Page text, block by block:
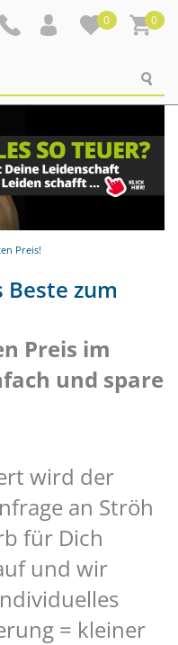
0 0
Preis!
Beste zum
Preis im
und spare
wird der
an Ströh
für Dich
und wir
= kleiner